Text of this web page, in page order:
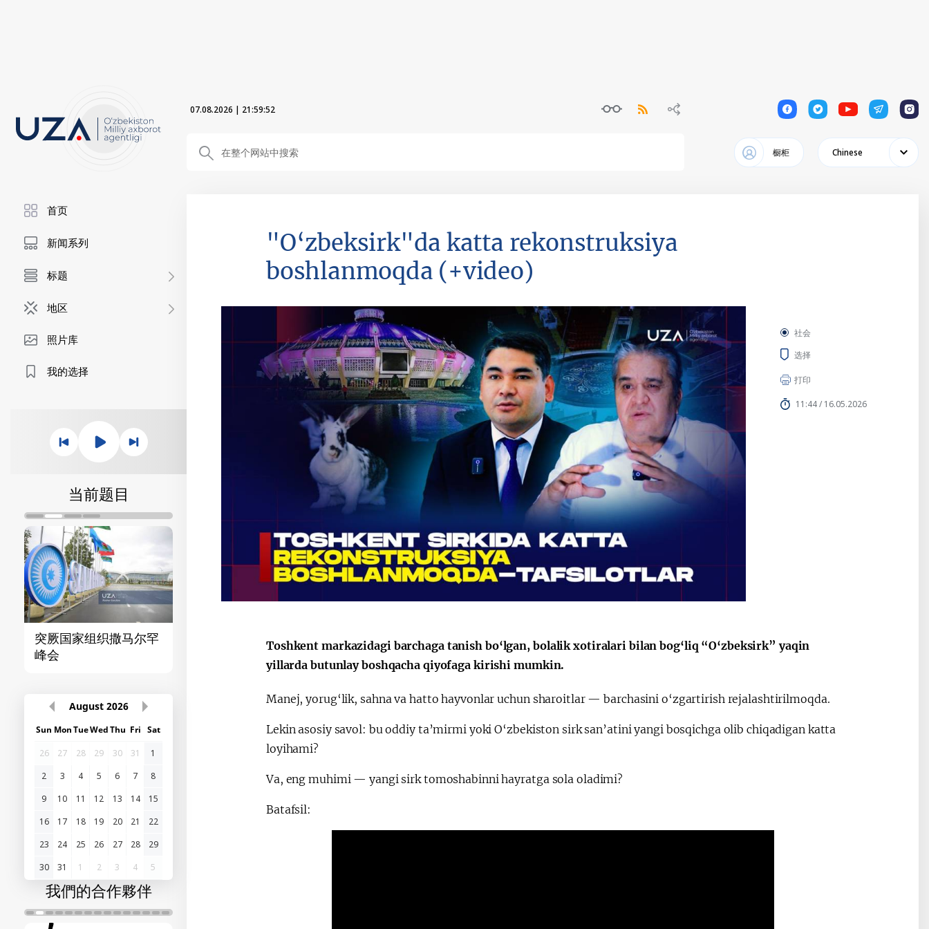
07.08.2026 | 21:59:53 1 1 1 1 1
橱柜 Chinese
首页
新闻系列
标题
地区
照片库
我的选择
当前题目
突厥国家组织撒马尔罕
峰会
首届“中国-中亚”峰会 宪法改革
August 2026
Sun MonTueWedThu Fri Sat
26
27 28 29 30 31
1
2
3 4 5 6 7
8
9
10 11 12 13 14
15
16
17 18 19 20 21
22
23
24 25 26 27 28
29
30
31 1 2 3 4 5
我們的合作夥伴
"O‘zbeksirk"da katta rekonstruksiya
boshlanmoqda (+video)
社会
选择
打印
11:44 / 16.05.2026
Toshkent markazidagi barchaga tanish bo‘lgan, bolalik xotiralari bilan bog‘liq “O‘zbeksirk” yaqin
yillarda butunlay boshqacha qiyofaga kirishi mumkin.
Manej, yorug‘lik, sahna va hatto hayvonlar uchun sharoitlar — barchasini o‘zgartirish rejalashtirilmoqda.
Lekin asosiy savol: bu oddiy ta’mirmi yoki O‘zbekiston sirk san’atini yangi bosqichga olib chiqadigan katta
loyihami?
Va, eng muhimi — yangi sirk tomoshabinni hayratga sola oladimi?
Batafsil: